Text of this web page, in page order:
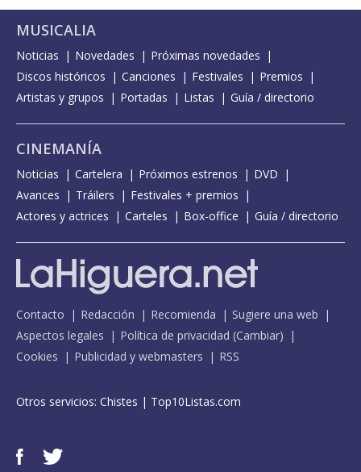
MUSICALIA
Noticias Novedades
Próximas novedades
Discos históricos
Canciones Festivales
Premios
Artistas y grupos
Portadas Listas Guía / directorio
CINEMANÍA
Noticias Cartelera Próximos estrenos
DVD
Avances
Tráilers
Festivales + premios
Actores y actrices
Carteles Box-office Guía / directorio
Contacto Redacción Recomienda
Sugiere una web
Aspectos legales
Política de privacidad (Cambiar)
Cookies
Publicidad y webmasters RSS
Otros servicios: Chistes | Top10Listas.com